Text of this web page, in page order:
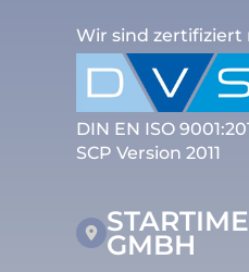
Wir sind zertifiziert
DIN EN ISO
SCP Version 2011
GMBH